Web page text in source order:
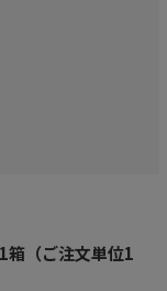
（ご注文単位1